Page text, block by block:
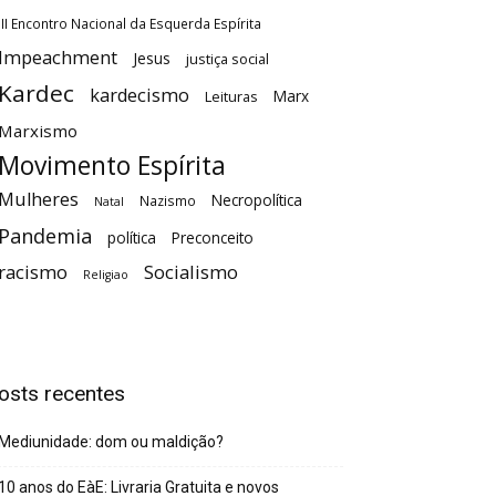
Encontro Nacional da Esquerda Espírita
Jesus justiça social
kardecismo Leituras Marx
Espírita
Natal Nazismo Necropolítica
política Preconceito
Religiao Socialismo
recentes
dom ou maldição?
anos do EàE: Livraria Gratuita e novos